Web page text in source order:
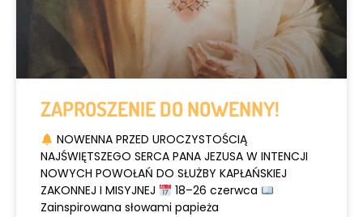
ZAPROSZENIE DO NOWENNY!
NOWENNA PRZED UROCZYSTOŚCIĄ
NAJŚWIĘTSZEGO SERCA PANA JEZUSA W INTENCJI
NOWYCH POWOŁAŃ DO SŁUŻBY KAPŁAŃSKIEJ
ZAKONNEJ I MISYJNEJ
18–26 czerwca
Zainspirowana słowami papieża